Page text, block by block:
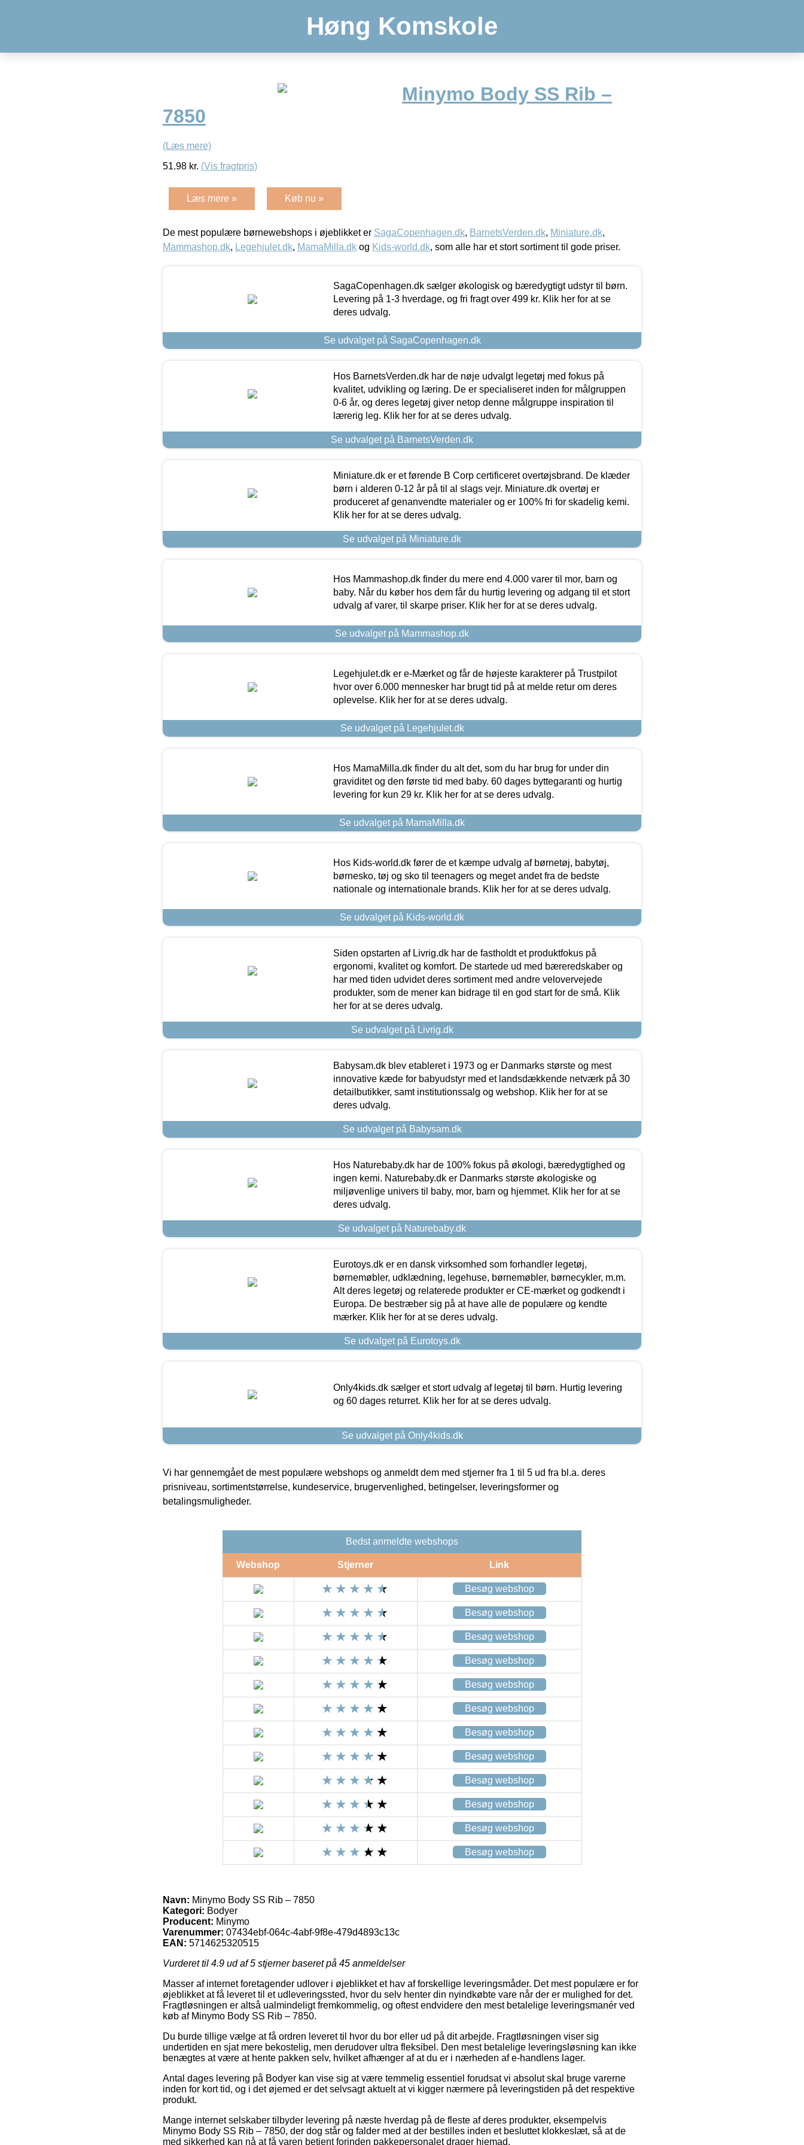
Høng Komskole
Minymo Body SS Rib –
7850
(Læs mere)
51.98 kr. (Vis fragtpris)
Læs mere » Køb nu »
De mest populære børnewebshops i øjeblikket er SagaCopenhagen.dk, BarnetsVerden.dk, Miniature.dk,
Mammashop.dk, Legehjulet.dk, MamaMilla.dk og Kids-world.dk, som alle har et stort sortiment til gode priser.
SagaCopenhagen.dk sælger økologisk og bæredygtigt udstyr til børn.
Levering på 1-3 hverdage, og fri fragt over 499 kr. Klik her for at se
deres udvalg.
Se udvalget på SagaCopenhagen.dk
Hos BarnetsVerden.dk har de nøje udvalgt legetøj med fokus på
kvalitet, udvikling og læring. De er specialiseret inden for målgruppen
0-6 år, og deres legetøj giver netop denne målgruppe inspiration til
lærerig leg. Klik her for at se deres udvalg.
Se udvalget på BarnetsVerden.dk
Miniature.dk er et førende B Corp certificeret overtøjsbrand. De klæder
børn i alderen 0-12 år på til al slags vejr. Miniature.dk overtøj er
produceret af genanvendte materialer og er 100% fri for skadelig kemi.
Klik her for at se deres udvalg.
Se udvalget på Miniature.dk
Hos Mammashop.dk finder du mere end 4.000 varer til mor, barn og
baby. Når du køber hos dem får du hurtig levering og adgang til et stort
udvalg af varer, til skarpe priser. Klik her for at se deres udvalg.
Se udvalget på Mammashop.dk
Legehjulet.dk er e-Mærket og får de højeste karakterer på Trustpilot
hvor over 6.000 mennesker har brugt tid på at melde retur om deres
oplevelse. Klik her for at se deres udvalg.
Se udvalget på Legehjulet.dk
Hos MamaMilla.dk finder du alt det, som du har brug for under din
graviditet og den første tid med baby. 60 dages byttegaranti og hurtig
levering for kun 29 kr. Klik her for at se deres udvalg.
Se udvalget på MamaMilla.dk
Hos Kids-world.dk fører de et kæmpe udvalg af børnetøj, babytøj,
børnesko, tøj og sko til teenagers og meget andet fra de bedste
nationale og internationale brands. Klik her for at se deres udvalg.
Se udvalget på Kids-world.dk
Siden opstarten af Livrig.dk har de fastholdt et produktfokus på
ergonomi, kvalitet og komfort. De startede ud med bæreredskaber og
har med tiden udvidet deres sortiment med andre velovervejede
produkter, som de mener kan bidrage til en god start for de små. Klik
her for at se deres udvalg.
Se udvalget på Livrig.dk
Babysam.dk blev etableret i 1973 og er Danmarks største og mest
innovative kæde for babyudstyr med et landsdækkende netværk på 30
detailbutikker, samt institutionssalg og webshop. Klik her for at se
deres udvalg.
Se udvalget på Babysam.dk
Hos Naturebaby.dk har de 100% fokus på økologi, bæredygtighed og
ingen kemi. Naturebaby.dk er Danmarks største økologiske og
miljøvenlige univers til baby, mor, barn og hjemmet. Klik her for at se
deres udvalg.
Se udvalget på Naturebaby.dk
Eurotoys.dk er en dansk virksomhed som forhandler legetøj,
børnemøbler, udklædning, legehuse, børnemøbler, børnecykler, m.m.
Alt deres legetøj og relaterede produkter er CE-mærket og godkendt i
Europa. De bestræber sig på at have alle de populære og kendte
mærker. Klik her for at se deres udvalg.
Se udvalget på Eurotoys.dk
Only4kids.dk sælger et stort udvalg af legetøj til børn. Hurtig levering
og 60 dages returret. Klik her for at se deres udvalg.
Se udvalget på Only4kids.dk
Vi har gennemgået de mest populære webshops og anmeldt dem med stjerner fra 1 til 5 ud fra bl.a. deres
prisniveau, sortimentstørrelse, kundeservice, brugervenlighed, betingelser, leveringsformer og
betalingsmuligheder.
Bedst anmeldte webshops
Webshop Stjerner Link
Besøg webshop
Besøg webshop
Besøg webshop
Besøg webshop
Besøg webshop
Besøg webshop
Besøg webshop
Besøg webshop
Besøg webshop
Besøg webshop
Besøg webshop
Besøg webshop
Navn: Minymo Body SS Rib – 7850
Kategori: Bodyer
Producent: Minymo
Varenummer: 07434ebf-064c-4abf-9f8e-479d4893c13c
EAN: 5714625320515
Vurderet til 4.9 ud af 5 stjerner baseret på 45 anmeldelser
Masser af internet foretagender udlover i øjeblikket et hav af forskellige leveringsmåder. Det mest populære er for
øjeblikket at få leveret til et udleveringssted, hvor du selv henter din nyindkøbte vare når der er mulighed for det.
Fragtløsningen er altså ualmindeligt fremkommelig, og oftest endvidere den mest betalelige leveringsmanér ved
køb af Minymo Body SS Rib – 7850.
Du burde tillige vælge at få ordren leveret til hvor du bor eller ud på dit arbejde. Fragtløsningen viser sig
undertiden en sjat mere bekostelig, men derudover ultra fleksibel. Den mest betalelige leveringsløsning kan ikke
benægtes at være at hente pakken selv, hvilket afhænger af at du er i nærheden af e-handlens lager.
Antal dages levering på Bodyer kan vise sig at være temmelig essentiel forudsat vi absolut skal bruge varerne
inden for kort tid, og i det øjemed er det selvsagt aktuelt at vi kigger nærmere på leveringstiden på det respektive
produkt.
Mange internet selskaber tilbyder levering på næste hverdag på de fleste af deres produkter, eksempelvis
Minymo Body SS Rib – 7850, der dog står og falder med at der bestilles inden et besluttet klokkeslæt, så at de
med sikkerhed kan nå at få varen betjent forinden pakkepersonalet drager hjemad.